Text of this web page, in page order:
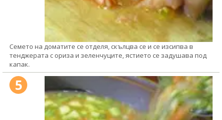
Семето на доматите се отделя, скълцва се и се изсипва в
тенджерата с ориза и зеленчуците, ястието се задушава под
капак.
5